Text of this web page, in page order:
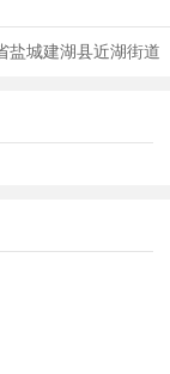
盐城建湖县近湖街道